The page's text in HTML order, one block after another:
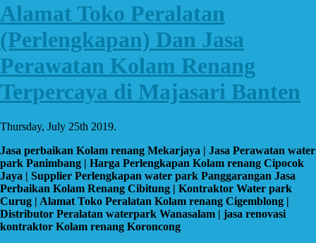
Alamat Toko Peralatan
(Perlengkapan) Dan Jasa
Perawatan Kolam Renang
Terpercaya di Majasari Banten
Thursday, July 25th 2019.
Jasa perbaikan Kolam renang Mekarjaya | Jasa Perawatan water
park Panimbang | Harga Perlengkapan Kolam renang Cipocok
Jaya | Supplier Perlengkapan water park Panggarangan Jasa
Perbaikan Kolam Renang Cibitung | Kontraktor Water park
Curug | Alamat Toko Peralatan Kolam renang Cigemblong |
Distributor Peralatan waterpark Wanasalam | jasa renovasi
kontraktor Kolam renang Koroncong